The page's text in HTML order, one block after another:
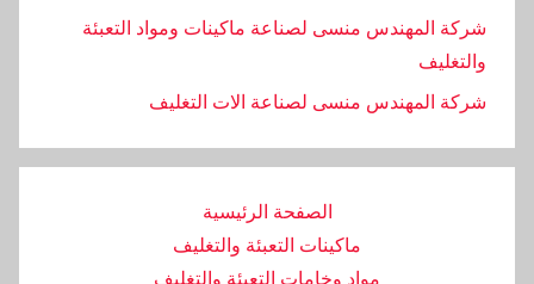
شركة المهندس منسى لصناعة ماكينات ومواد التعبئة
والتغليف
‏شركة المهندس منسى لصناعة الات التغليف
الصفحة الرئيسية
ماكينات التعبئة والتغليف
مواد وخامات التعبئة والتغليف